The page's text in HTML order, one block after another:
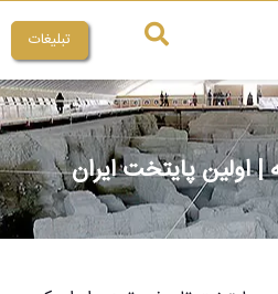
تبلیغات
| اولین پایتخت ایران